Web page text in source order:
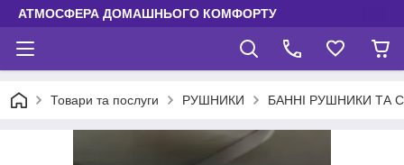
АТМОСФЕРА ДОМАШНЬОГО КОМФОРТУ
Товари та послуги РУШНИКИ БАННІ РУШНИКИ ТА